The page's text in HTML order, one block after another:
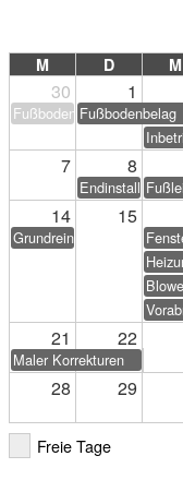
Ansicht rechts (Norden)
M D M
30 1
FußbodenbelagFußbodenbelag
7 8
Endinstallation
14 15
Grundreinigung
21 22
Maler Korrekturen
28 29
Freie Tage